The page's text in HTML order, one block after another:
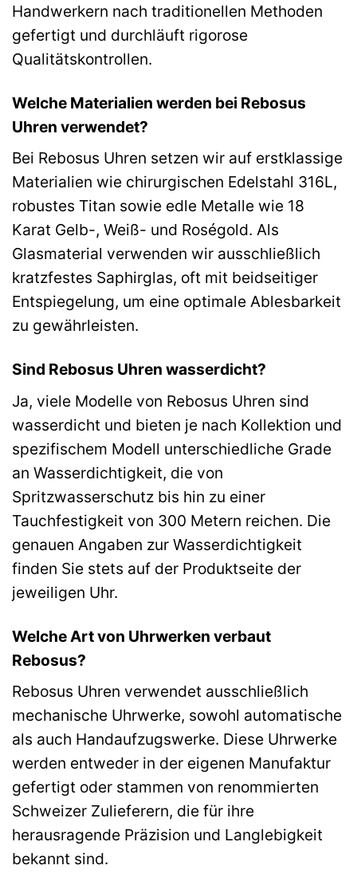
Handwerkern nach traditionellen Methoden
gefertigt und durchläuft rigorose
Qualitätskontrollen.
Welche Materialien werden bei Rebosus
Uhren verwendet?
Bei Rebosus Uhren setzen wir auf erstklassige
Materialien wie chirurgischen Edelstahl 316L,
robustes Titan sowie edle Metalle wie 18
Karat Gelb-, Weiß- und Roségold. Als
Glasmaterial verwenden wir ausschließlich
kratzfestes Saphirglas, oft mit beidseitiger
Entspiegelung, um eine optimale Ablesbarkeit
zu gewährleisten.
Sind Rebosus Uhren wasserdicht?
Ja, viele Modelle von Rebosus Uhren sind
wasserdicht und bieten je nach Kollektion und
spezifischem Modell unterschiedliche Grade
an Wasserdichtigkeit, die von
Spritzwasserschutz bis hin zu einer
Tauchfestigkeit von 300 Metern reichen. Die
genauen Angaben zur Wasserdichtigkeit
finden Sie stets auf der Produktseite der
jeweiligen Uhr.
Welche Art von Uhrwerken verbaut
Rebosus?
Rebosus Uhren verwendet ausschließlich
mechanische Uhrwerke, sowohl automatische
als auch Handaufzugswerke. Diese Uhrwerke
werden entweder in der eigenen Manufaktur
gefertigt oder stammen von renommierten
Schweizer Zulieferern, die für ihre
herausragende Präzision und Langlebigkeit
bekannt sind.